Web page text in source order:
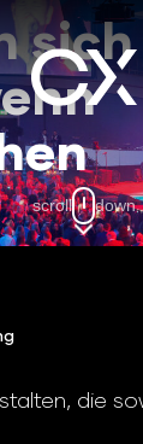
sich
scroll down
die